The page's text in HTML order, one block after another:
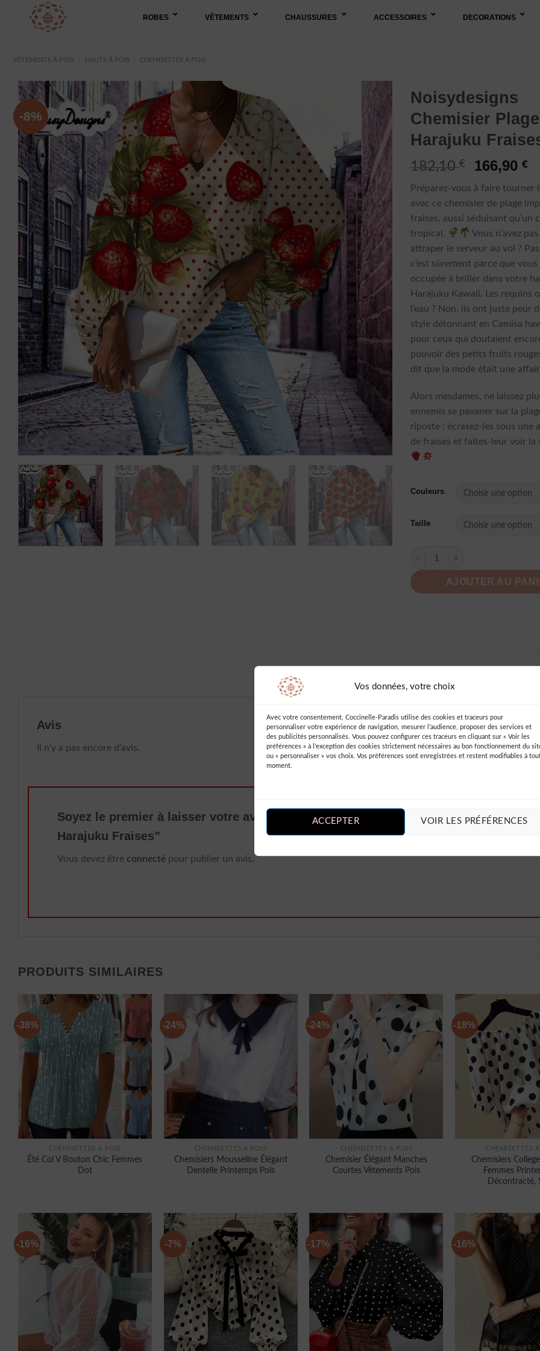
Vos données, votre choix
Avec votre consentement, Coccinelle-Paradis utilise des cookies et traceurs pour
personnaliser votre expérience de navigation, mesurer l’audience, proposer des services et
des publicités personnalisés. Vous pouvez configurer ces traceurs en cliquant sur « Voir les
préférences » à l’exception des cookies strictement nécessaires au bon fonctionnement du
ou « personnaliser » vos choix. Vos préférences sont enregistrées et restent modifiables à
moment.
ACCEPTER VOIR LES PRÉFÉRENCES
ROBES VÊTEMENTS CHAUSSURES ACCESSOIRES DECORATIONS
VÊTEMENTS À POIS HAUTS À POIS CHEMISETTES À POIS
-8%
Noisydesigns
Chemisier
Harajuku
182,10€
Le
initial
était :
182,10 €.
166,90 €Le
Préparez-vous à faire tourner
avec ce chemisier de plage
fraises, aussi séduisant qu’un
tropical.
Vous n’avez
attraper le serveur au vol ?
c’est sûrement parce que
occupée à briller dans votre
Harajuku Kawaii. Les requins
l’eau ? Non, ils ont juste peur
style détonnant en Camisa
pour ceux qui doutaient
pouvoir des petits fruits
dit que la mode était une
Alors mesdames, ne laissez
ennemis se pavaner sur la
riposte : écrasez-les sous une
de fraises et faites-leur voir la
Couleurs
Taille
AJOUTER AU
INFORMATIONS COMPLÉMENTAIRES
Avis
Il n’y a pas encore d’avis.
Soyez le premier à laisser votre avis sur “Noisydesigns Chemisier Plage Été
Harajuku Fraises”
Vous devez être connecté pour publier un avis.
PRODUITS SIMILAIRES
-38%
CHEMISETTES À POIS
Été Col V Bouton Chic Femmes
Dot
-24%
CHEMISETTES À POIS
Chemisiers Mousseline Élégant
Dentelle Printemps Pois
-24%
CHEMISETTES À POIS
Chemisier Élégant Manches
Courtes Vêtements Pois
-18%
CHEMISETTES
Chemisiers
Femmes
Décontracté,
-16% -7% -17% -16%